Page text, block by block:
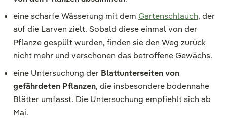
eine scharfe Wässerung mit dem Gartenschlauch, der
auf die Larven zielt. Sobald diese einmal von der
Pflanze gespült wurden, finden sie den Weg zurück
nicht mehr und verschonen das betroffene Gewächs.
eine Untersuchung der Blattunterseiten von
gefährdeten Pflanzen, die insbesondere bodennahe
Blätter umfasst. Die Untersuchung empfiehlt sich ab
Mai.